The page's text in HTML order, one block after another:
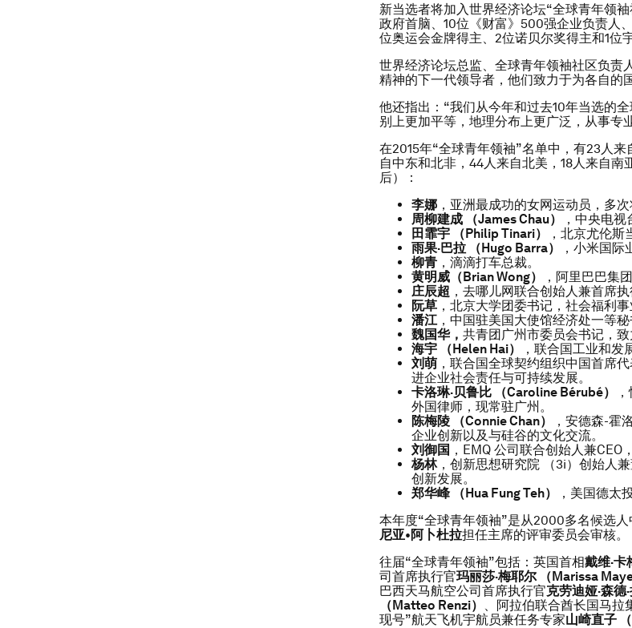
新当选者将加入世界经济论坛“全球青年领
政府首脑、10位《财富》500强企业负责人
位奥运会金牌得主、2位诺贝尔奖得主和1位宇
世界经济论坛总监、全球青年领袖社区负责
精神的下一代领导者，他们致力于为各自的
他还指出：“我们从今年和过去10年当选的
别上更加平等，地理分布上更广泛，从事专
在2015年“全球青年领袖”名单中，有23人
自中东和北非，44人来自北美，18人来自
后）：
李娜，亚洲最成功的女网运动员，多
周柳建成
（James Chau）
，中央电
田霏宇
（Philip Tinari）
，北京尤伦
雨果·巴拉
（Hugo Barra）
，小米国际
柳青，滴滴打车总裁。
黄明威（Brian Wong）
，阿里巴巴集
庄辰超 ，去哪儿网联合创始人兼首席
阮草，北京大学团委书记，社会福利事
潘江，中国驻美国大使馆经济处一等
魏国华， 共青团广州市委员会书记，
海宇
（Helen Hai）
，联合国工业和发
刘萌，联合国全球契约组织中国首席
进企业社会责任与可持续发展。
卡洛琳·贝鲁比
（Caroline Bérubé）
外国律师，现常驻广州。
陈梅陵
（Connie Chan）
，安德森-霍
企业创新以及与硅谷的文化交流。
刘御国 ，EMQ 公司联合创始人兼CEO
杨林，创新思想研究院 （3i）创始人
创新发展。
郑华峰
（Hua Fung Teh）
，美国德太
本年度“全球青年领袖”是从2000多名候选
尼亚•阿卜杜拉担任主席的评审委员会审核。
往届“全球青年领袖”包括：英国首相戴维·卡
司首席执行官玛丽莎·梅耶尔 （Marissa
巴西天马航空公司首席执行官克劳迪娅·森德
（Matteo Renzi） 、阿拉伯联合酋长国马拉
现号”航天飞机宇航员兼任务专家山崎直子 （